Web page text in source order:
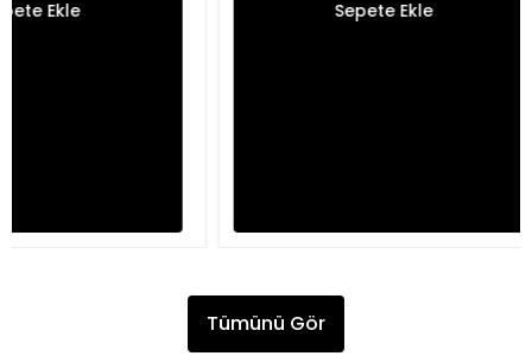
Sepete Ekle Sepete Ekle
Tümünü Gör